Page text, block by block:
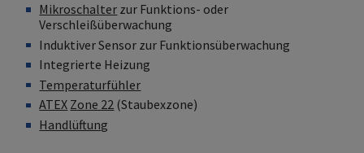
Mikroschalter zur Funktions- oder
Verschleißüberwachung
Induktiver Sensor zur Funktionsüberwachung
Integrierte Heizung
Temperaturfühler
ATEX Zone 22 (Staubexzone)
Handlüftung